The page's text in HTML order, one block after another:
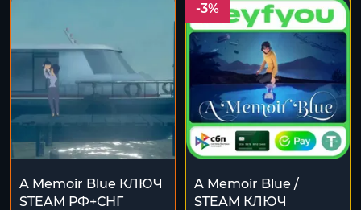
A Memoir Blue КЛЮЧ
STEAM РФ+СНГ
-3%
A Memoir Blue /
STEAM КЛЮЧ